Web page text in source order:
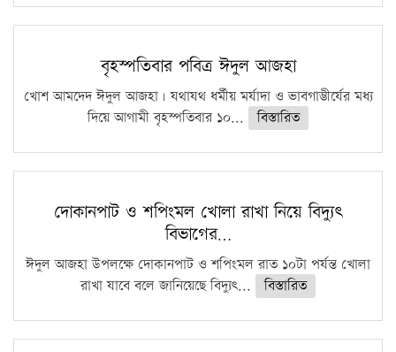
বৃহস্পতিবার পবিত্র ঈদুল আজহা
খোশ আমদেদ ঈদুল আজহা। যথাযথ ধর্মীয় মর্যাদা ও ভাবগাম্ভীর্যের মধ্য
দিয়ে আগামী বৃহস্পতিবার ১০...
বিস্তারিত
দোকানপাট ও শপিংমল খোলা রাখা নিয়ে বিদ্যুৎ
বিভাগের…
ঈদুল আজহা উপলক্ষে দোকানপাট ও শপিংমল রাত ১০টা পর্যন্ত খোলা
রাখা যাবে বলে জানিয়েছে বিদ্যুৎ...
বিস্তারিত